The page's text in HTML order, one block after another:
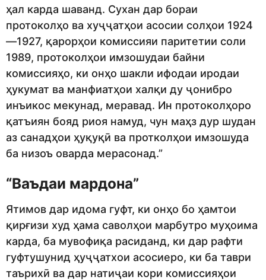
ҳал карда шаванд. Сухан дар бораи
протоколҳо ва хуҷҷатҳои асосии солҳои 1924
—1927, қарорҳои комиссияи паритетии соли
1989, протоколҳои имзошудаи байни
комиссияҳо, ки онҳо шакли ифодаи иродаи
ҳукумат ва манфиатҳои халқи ду ҷонибро
инъикос мекунад, меравад. Ин протоколҳоро
қатъиян бояд риоя намуд, чун маҳз дур шудан
аз санадҳои ҳуқуқӣ ва протколҳои имзошуда
ба низоъ оварда мерасонад.”
“Ваъдаи мардона”
Ятимов дар идома гуфт, ки онҳо бо ҳамтои
қирғизи худ ҳама саволҳои марбутро муҳоима
карда, ба мувофиқа расиданд, ки дар рафти
гуфтушунид ҳуҷҷатхои асосиеро, ки ба таври
таърихӣ ва дар натиҷаи кори комиссияҳои